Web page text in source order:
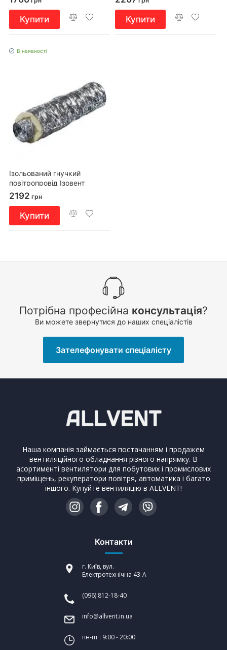
Купити Купити
В наявності
Ізольований гнучкий
повітропровід Ізовент
Н160/7,6
2192 грн
Купити
Потрібна професійна консультація?
Ви можете звернутися до наших спеціалістів
Зателефонувати спеціалісту
Наша компанія займається постачанням і продажем
вентиляційного обладнання різного напрямку. В
асортименті вентилятори для побутових і промислових
приміщень, рекуператори повітря, автоматика і багато
іншого. Купуйте вентиляцію в ALLVENT!
Контакти
г. Київ, вул.
Електротехнічна 43-А
(096) 812-18-40
info@allvent.in.ua
пн-пт : 9:00 - 20:00